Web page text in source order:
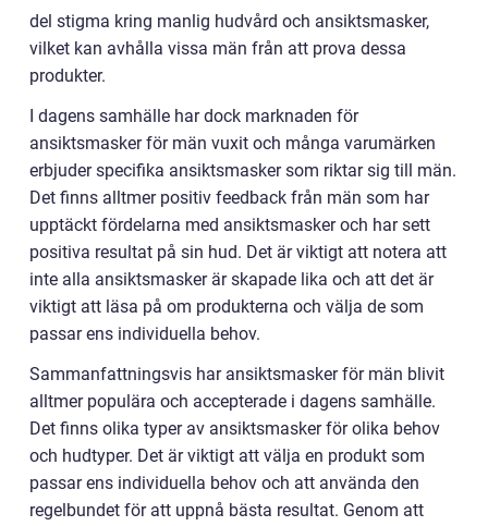
del stigma kring manlig hudvård och ansiktsmasker,
vilket kan avhålla vissa män från att prova dessa
produkter.
I dagens samhälle har dock marknaden för
ansiktsmasker för män vuxit och många varumärken
erbjuder specifika ansiktsmasker som riktar sig till män.
Det finns alltmer positiv feedback från män som har
upptäckt fördelarna med ansiktsmasker och har sett
positiva resultat på sin hud. Det är viktigt att notera att
inte alla ansiktsmasker är skapade lika och att det är
viktigt att läsa på om produkterna och välja de som
passar ens individuella behov.
Sammanfattningsvis har ansiktsmasker för män blivit
alltmer populära och accepterade i dagens samhälle.
Det finns olika typer av ansiktsmasker för olika behov
och hudtyper. Det är viktigt att välja en produkt som
passar ens individuella behov och att använda den
regelbundet för att uppnå bästa resultat. Genom att